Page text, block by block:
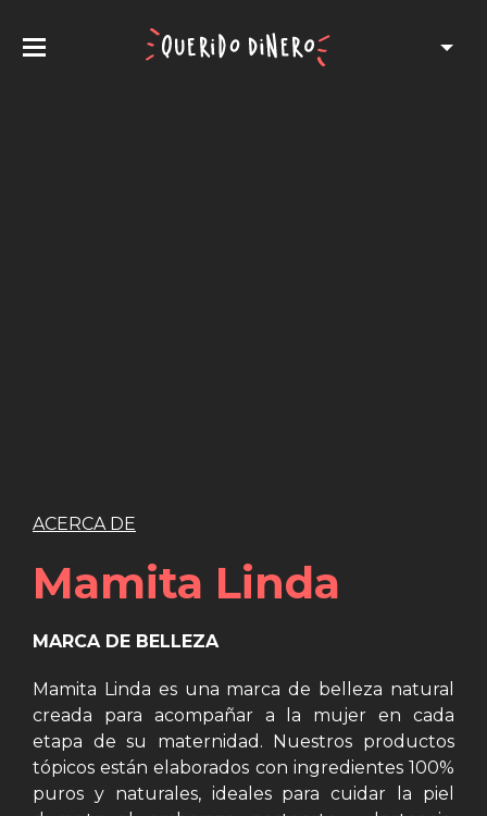
ACERCA DE
Mamita Linda
MARCA DE BELLEZA
Mamita Linda es una marca de belleza natural
creada para acompañar a la mujer en cada
etapa de su maternidad. Nuestros productos
tópicos están elaborados con ingredientes 100%
puros y naturales, ideales para cuidar la piel